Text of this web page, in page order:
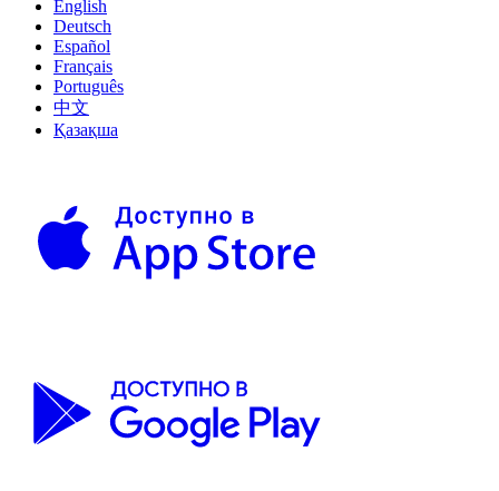
English
Deutsch
Español
Français
Português
中文
Қазақша